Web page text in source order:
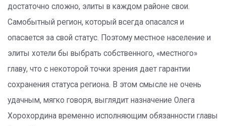
достаточно сложно, элиты в каждом районе свои.
Самобытный регион, который всегда опасался и
опасается за свой статус. Поэтому местное население и
элиты хотели бы выбрать собственного, «местного»
главу, что с некоторой точки зрения дает гарантии
сохранения статуса региона. В этом смысле не очень
удачным, мягко говоря, выглядит назначение Олега
Хорохордина временно исполняющим обязанности главы